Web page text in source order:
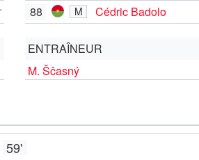
88
M Cédric Badolo
ENTRAÎNEUR
M. Ščasný
59'